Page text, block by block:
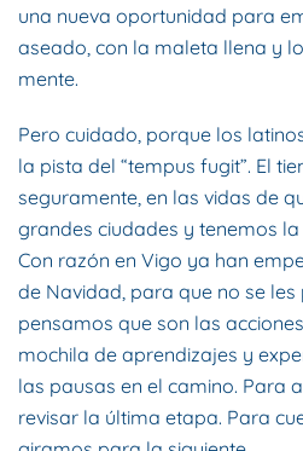
una nueva oportunidad para
aseado, con la maleta llena y
mente.
Pero cuidado, porque los
la pista del “tempus fugit”. El
seguramente, en las vidas de
grandes ciudades y tenemos
Con razón en Vigo ya han
de Navidad, para que no se
pensamos que son las
mochila de aprendizajes y
las pausas en el camino. Para
revisar la última etapa. Para